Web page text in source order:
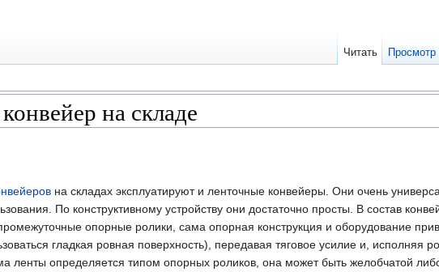
на складе
на складах эксплуатируют и ленточные конвейеры. Они очень
По конструктивному устройству они достаточно просты. В состав
опорные ролики, сама опорная конструкция и оборудование
гладкая ровная поверхность), передавая тяговое усилие и,
ленты определяется типом опорных роликов, она может быть желобчатой
Читать Просмотр